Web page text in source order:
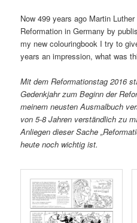
Now 499 years ago Martin
Reformation in Germany by
my new colouringbook I try to
years an impression, what was
Mit dem Reformationstag 2016
Gedenkjahr zum Beginn der
meinem neusten Ausmalbuch
von 5-8 Jahren verständlich zu
Anliegen dieser Sache
heute noch wichtig ist.